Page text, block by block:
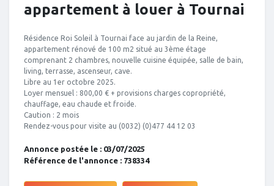
appartement à louer à Tournai
Résidence Roi Soleil à Tournai face au jardin de la Reine,
appartement rénové de 100 m2 situé au 3ème étage
comprenant 2 chambres, nouvelle cuisine équipée, salle de bain,
living, terrasse, ascenseur, cave.
Libre au 1er octobre 2025.
Loyer mensuel : 800,00 € + provisions charges copropriété,
chauffage, eau chaude et froide.
Caution : 2 mois
Rendez-vous pour visite au (0032) (0)477 44 12 03
Annonce postée le : 03/07/2025
Référence de l'annonce : 738334